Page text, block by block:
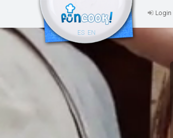
Login
ES EN